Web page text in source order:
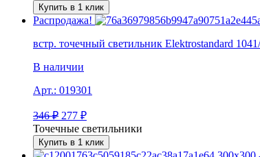
Купить в 1 клик
Распродажа!
встр. точечный светильник Elektrostandard
В наличии
Арт.: 019301
346₽ 277 ₽
Точечные светильники
Купить в 1 клик